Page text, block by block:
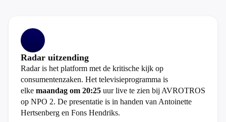
Radar uitzending
Radar is het platform met de kritische kijk op
consumentenzaken. Het televisieprogramma is
elke maandag om 20:25 uur live te zien bij AVROTROS
op NPO 2. De presentatie is in handen van Antoinette
Hertsenberg en Fons Hendriks.